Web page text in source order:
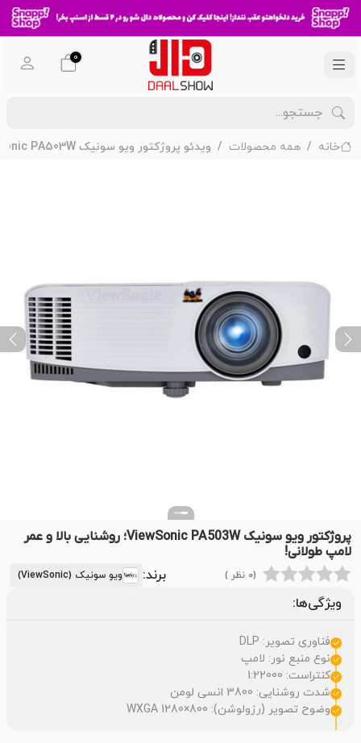
0
خانه همه محصولات ویدئو پروژکتور ویو سونیک ViewSonic PA503W
Previous
پروژکتور ویو سونیک ViewSonic PA503W؛ روشنایی بالا و عمر
لامپ طولانی!
(0 نظر ) برند: ویو سونیک (ViewSonic)
ویژگی‌ها:
فناوری تصویر: DLP
نوع منبع نور: لامپ
کنتراست: 1:22000
شدت روشنایی: 3800 انسی لومن
وضوح تصویر (رزولوشن): WXGA 1280×800